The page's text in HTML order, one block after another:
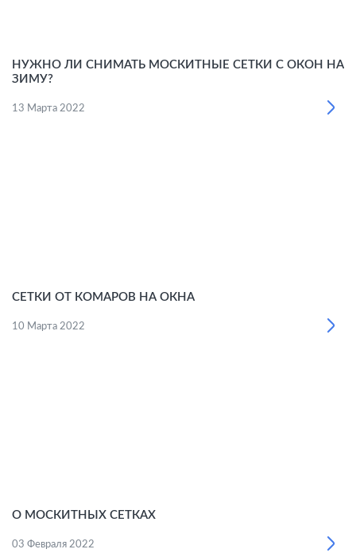
НУЖНО ЛИ СНИМАТЬ МОСКИТНЫЕ СЕТКИ С ОКОН НА
ЗИМУ?
13 Марта 2022
СЕТКИ ОТ КОМАРОВ НА ОКНА
10 Марта 2022
О МОСКИТНЫХ СЕТКАХ
03 Февраля 2022